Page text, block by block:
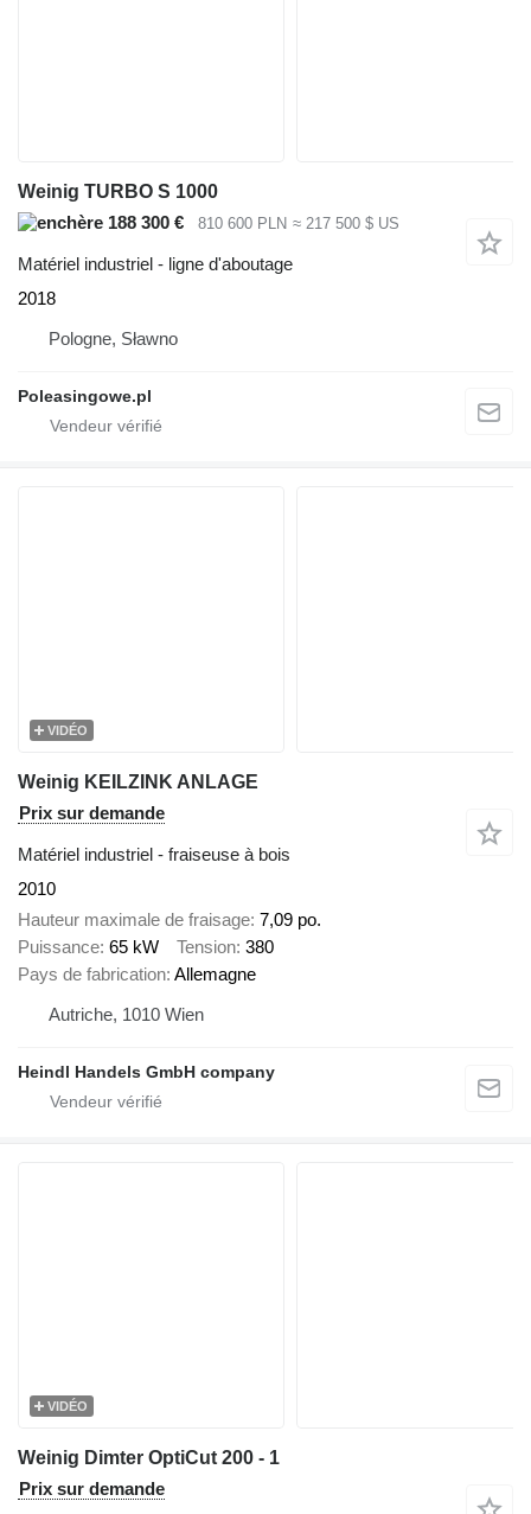
Weinig TURBO S 1000
188 300 €
810 600 PLN ≈ 217 500 $ US
Matériel industriel - ligne d'aboutage
2018
Pologne, Sławno
Poleasingowe.pl
VIDÉO
Weinig KEILZINK ANLAGE
Prix sur demande
Matériel industriel - fraiseuse à bois
2010
Hauteur maximale de fraisage 7,09 po.
Puissance 65 kW Tension 380
Pays de fabrication Allemagne
Autriche, 1010 Wien
Heindl Handels GmbH company
VIDÉO
Weinig Dimter OptiCut 200 - 1
Prix sur demande